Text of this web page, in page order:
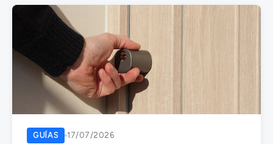
GUÍAS 17/07/2026